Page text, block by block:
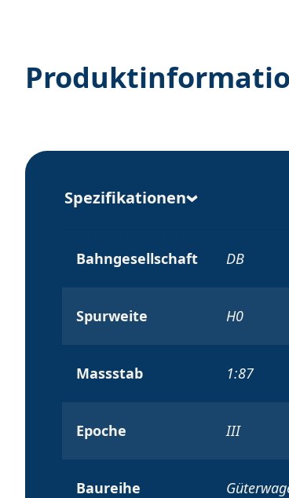
Spezifikationen
Bahngesellschaft DB
Spurweite H0
Massstab 1:87
Epoche III
Baureihe